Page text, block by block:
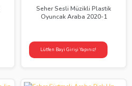
Seher Sesli Müzikli Plastik
Oyuncak Araba 2020-1
Lütfen Bayi Girişi Yapınız!